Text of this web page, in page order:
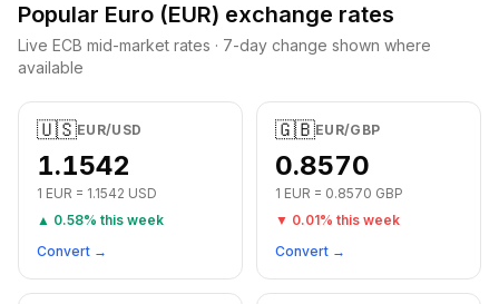
Popular Euro (EUR) exchange rates
Live ECB mid-market rates · 7-day change shown where
available
🇺🇸EUR/USD
1.1542
1 EUR = 1.1542 USD
▲ 0.58% this week
Convert →
🇬🇧EUR/GBP
0.8570
1 EUR = 0.8570 GBP
▼ 0.01% this week
Convert →